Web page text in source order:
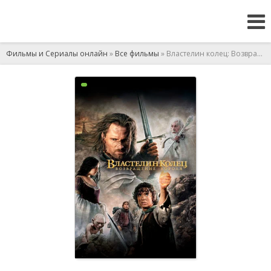
Фильмы и Сериалы онлайн » Все фильмы » Властелин колец: Возвращение короля